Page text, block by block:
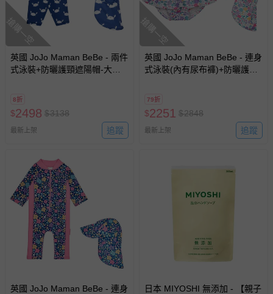
搶購一空
英國 JoJo Maman BeBe - 兩件
式泳裝+防曬護頸遮陽帽-大白
8折
$2498 $3138
最新上架 追蹤
搶購一空
英國 JoJo Maman BeBe - 連身
式泳裝(內有尿布褲)+防曬護頸
79折
$2251 $2848
最新上架 追蹤
英國 JoJo Maman BeBe - 連身
日本 MIYOSHI 無添加 - 【親子